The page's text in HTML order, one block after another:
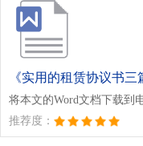
《实用的租赁协议书三
将本文的Word文档下载到
推荐度：